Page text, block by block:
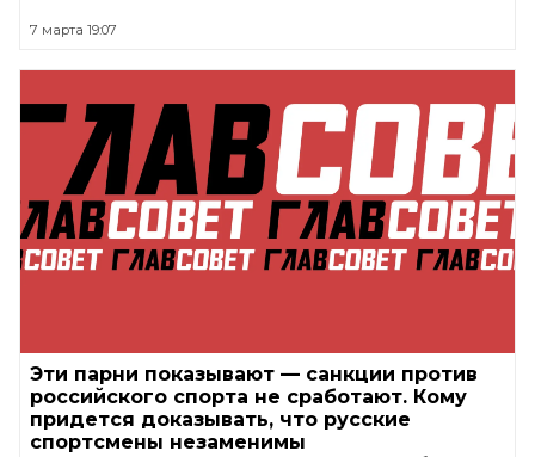
7 марта 19:07
Эти парни показывают — санкции против
российского спорта не сработают. Кому
придется доказывать, что русские
спортсмены незаменимы